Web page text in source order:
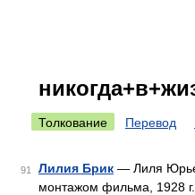
Толкование Перевод
91 Лилия Брик — Лиля
монтажом фильма, 1928